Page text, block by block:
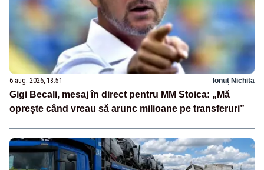
6 aug. 2026, 18:51 Ionuț Nichita
Gigi Becali, mesaj în direct pentru MM Stoica: „Mă
oprește când vreau să arunc milioane pe transferuri”